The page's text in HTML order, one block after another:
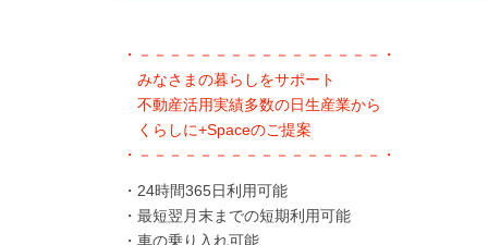
・－－－－－－－－－－－－－－－－・
みなさまの暮らしをサポート
不動産活用実績多数の日生産業から
くらしに+Spaceのご提案
・－－－－－－－－－－－－－－－－・
・24時間365日利用可能
・最短翌月末までの短期利用可能
・車の乗り入れ可能